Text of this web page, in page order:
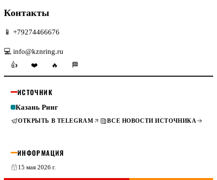
Контакты
📱 +79274466676
💻 info@kznring.ru
👍
❤️ 🔥 🏁
ИСТОЧНИК
Казань Ринг
ОТКРЫТЬ В TELEGRAM ВСЕ НОВОСТИ ИСТОЧНИКА
ИНФОРМАЦИЯ
15 мая 2026 г.